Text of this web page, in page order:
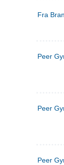
Fra
Peer
Peer
Peer